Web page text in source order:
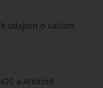
údajom o vašom
a Android